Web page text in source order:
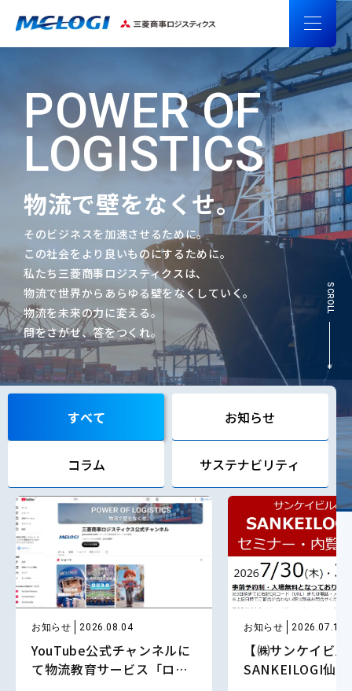
POWER OF
LOGISTICS
物流で壁をなくせ。
そのビジネスを加速させるために。
この社会をより良いものにするために。
私たち三菱商事ロジスティクスは、
物流で世界からあらゆる壁をなくしていく。
物流を未来の力に変える。
問をさがせ、答をつくれ。
SCROLL
すべて お知らせ
コラム サステナビリティ
お知らせ 2026.08.04
YouTube公式チャンネルに
て物流教育サービス「ロジ
お知らせ 2026.07.15
【㈱サンケイビ
SANKEILOGI仙